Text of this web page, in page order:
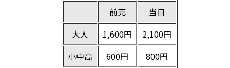
前売
当日
大人
1,600円
2,100円
小中高
600円
800円